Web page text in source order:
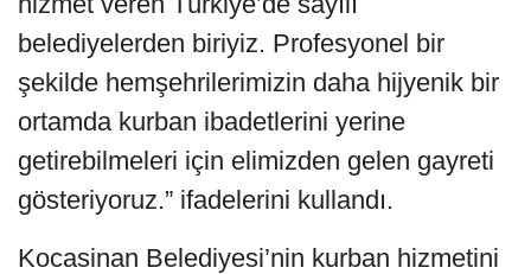
belediyelerden biriyiz. Profesyonel bir
şekilde hemşehrilerimizin daha hijyenik bir
ortamda kurban ibadetlerini yerine
getirebilmeleri için elimizden gelen gayreti
gösteriyoruz.” ifadelerini kullandı.
Kocasinan Belediyesi’nin kurban hizmetini